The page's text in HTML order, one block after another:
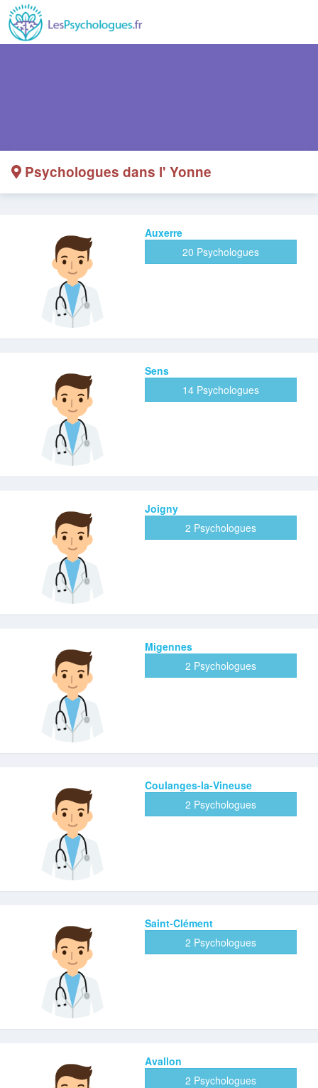
Psychologues dans l' Yonne
Auxerre
20 Psychologues
Sens
14 Psychologues
Joigny
2 Psychologues
Migennes
2 Psychologues
Coulanges-la-Vineuse
2 Psychologues
Saint-Clément
2 Psychologues
Avallon
2 Psychologues